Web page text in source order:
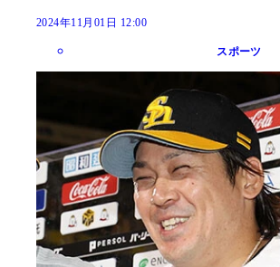
2024年11月01日 12:00
スポーツ